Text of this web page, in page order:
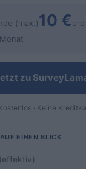
(max.)10 €
zu
· Keine
EINEN BLICK